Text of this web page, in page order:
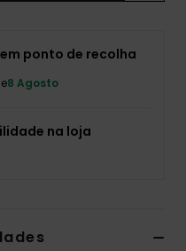
ponto de recolha
8 Agosto
na loja